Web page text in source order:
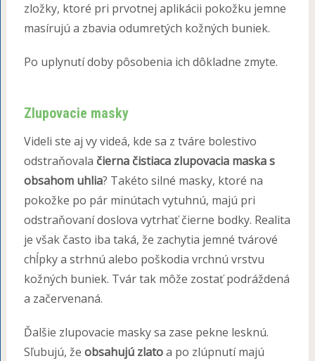
zložky, ktoré pri prvotnej aplikácii pokožku jemne
masírujú a zbavia odumretých kožných buniek.
Po uplynutí doby pôsobenia ich dôkladne zmyte.
Zlupovacie masky
Videli ste aj vy videá, kde sa z tváre bolestivo
odstraňovala čierna čistiaca zlupovacia maska s
obsahom uhlia? Takéto silné masky, ktoré na
pokožke po pár minútach vytuhnú, majú pri
odstraňovaní doslova vytrhať čierne bodky. Realita
je však často iba taká, že zachytia jemné tvárové
chĺpky a strhnú alebo poškodia vrchnú vrstvu
kožných buniek. Tvár tak môže zostať podráždená
a začervenaná.
Ďalšie zlupovacie masky sa zase pekne lesknú.
Sľubujú, že obsahujú zlatoa po zlúpnutí majú